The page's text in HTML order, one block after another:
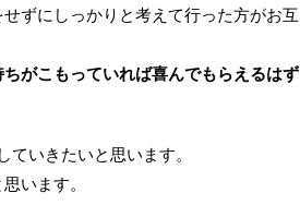
ずにしっかりと考えて行った方がお互
がこもっていれば喜んでもらえるはず
いきたいと思います。
います。